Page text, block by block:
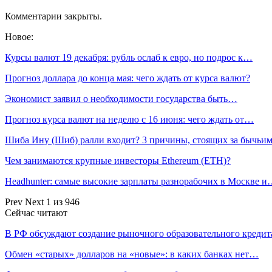
Комментарии закрыты.
Новое:
Курсы валют 19 декабря: рубль ослаб к евро, но подрос к…
Прогноз доллара до конца мая: чего ждать от курса валют?
Экономист заявил о необходимости государства быть…
Прогноз курса валют на неделю с 16 июня: чего ждать от…
Шиба Ину (Шиб) ралли входит? 3 причины, стоящих за
Чем занимаются крупные инвесторы Ethereum (ETH)?
Headhunter: самые высокие зарплаты разнорабочих в Москве
Prev Next 1 из 946
Сейчас читают
В РФ обсуждают создание рыночного образовательного
Обмен «старых» долларов на «новые»: в каких банках нет…